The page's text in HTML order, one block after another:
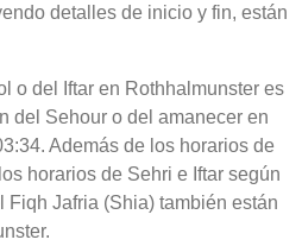
detalles de inicio y fin, están
o del Iftar en Rothhalmunster es
del Sehour o del amanecer en
Además de los horarios de
horarios de Sehri e Iftar según
Jafria (Shia) también están